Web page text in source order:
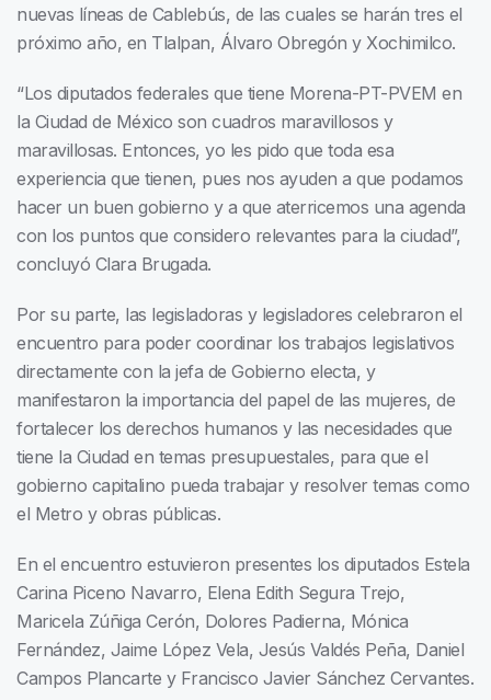
nuevas líneas de Cablebús, de las cuales se harán tres el
próximo año, en Tlalpan, Álvaro Obregón y Xochimilco.
“Los diputados federales que tiene Morena-PT-PVEM en
la Ciudad de México son cuadros maravillosos y
maravillosas. Entonces, yo les pido que toda esa
experiencia que tienen, pues nos ayuden a que podamos
hacer un buen gobierno y a que aterricemos una agenda
con los puntos que considero relevantes para la ciudad”,
concluyó Clara Brugada.
Por su parte, las legisladoras y legisladores celebraron el
encuentro para poder coordinar los trabajos legislativos
directamente con la jefa de Gobierno electa, y
manifestaron la importancia del papel de las mujeres, de
fortalecer los derechos humanos y las necesidades que
tiene la Ciudad en temas presupuestales, para que el
gobierno capitalino pueda trabajar y resolver temas como
el Metro y obras públicas.
En el encuentro estuvieron presentes los diputados Estela
Carina Piceno Navarro, Elena Edith Segura Trejo,
Maricela Zúñiga Cerón, Dolores Padierna, Mónica
Fernández, Jaime López Vela, Jesús Valdés Peña, Daniel
Campos Plancarte y Francisco Javier Sánchez Cervantes.